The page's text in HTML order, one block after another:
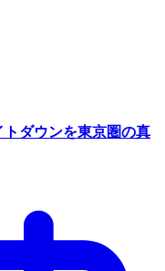
ダウンを東京圏の真